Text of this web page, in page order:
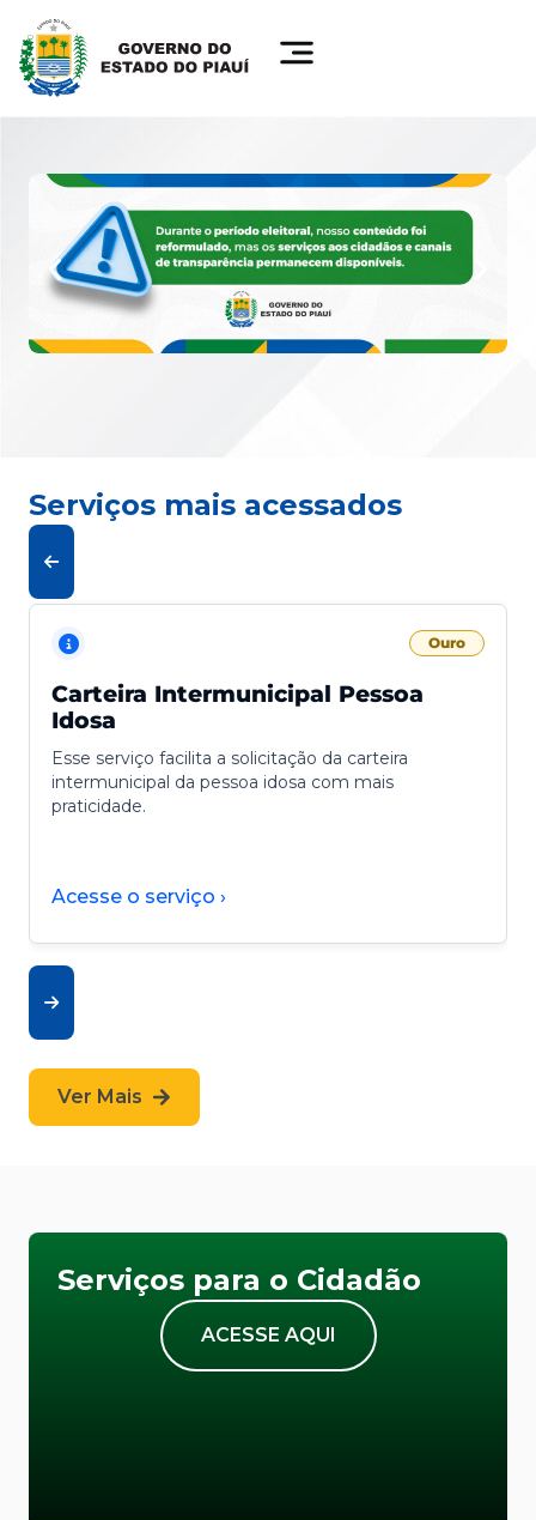
Serviços mais acessados
Ouro
Carteira Intermunicipal Pessoa
Idosa
Esse serviço facilita a solicitação da carteira
intermunicipal da pessoa idosa com mais
praticidade.
Acesse o serviço ›
Ver Mais
Serviços para o Cidadão
ACESSE AQUI